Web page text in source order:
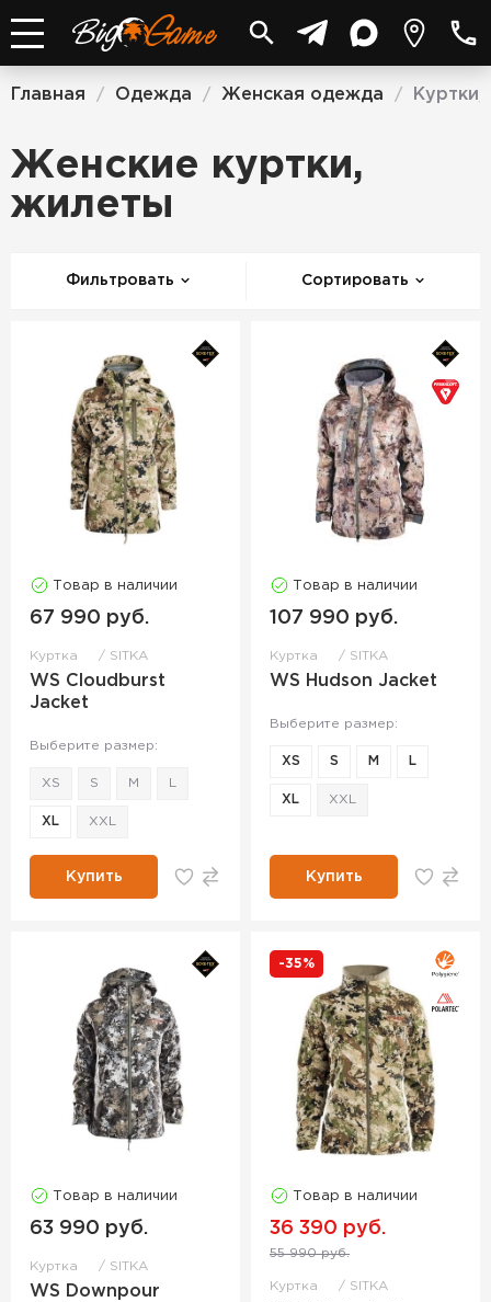
Главная / Одежда / Женская одежда /
Женские куртки,
жилеты
Фильтровать Сортировать
Товар в наличии
67 990 руб.
Куртка SITKA
WS Cloudburst
Jacket
Выберите размер:
XS S M
XL XXL
Купить
Товар в наличии
107 990 руб.
Куртка SITKA
WS Hudson Jacket
Выберите размер:
XS S M L
XL XXL
Купить
Товар в наличии
63 990 руб.
Куртка SITKA
WS Downpour
-35%
Товар в наличии
36 390 руб.
55 990 руб.
Куртка SITKA